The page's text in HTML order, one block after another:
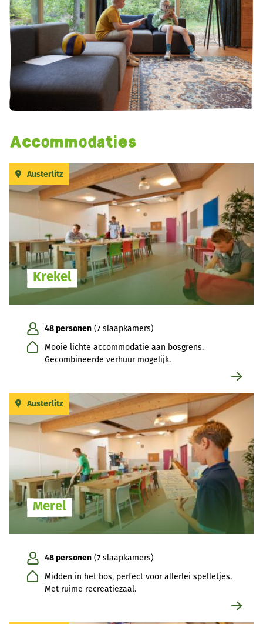
Accommodaties
Austerlitz
Krekel
48 personen (7 slaapkamers)
Mooie lichte accommodatie aan bosgrens.
Gecombineerde verhuur mogelijk.
Austerlitz
Merel
48 personen (7 slaapkamers)
Midden in het bos, perfect voor allerlei spelletjes.
Met ruime recreatiezaal.